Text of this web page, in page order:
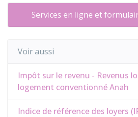
Services en ligne et
Voir aussi
Impôt sur le revenu - Revenus
logement conventionné Anah
Indice de référence des loyers